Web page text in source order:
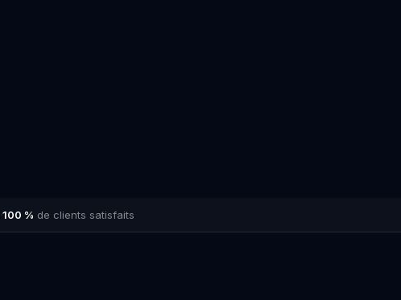
·100 % de clients satisfaits